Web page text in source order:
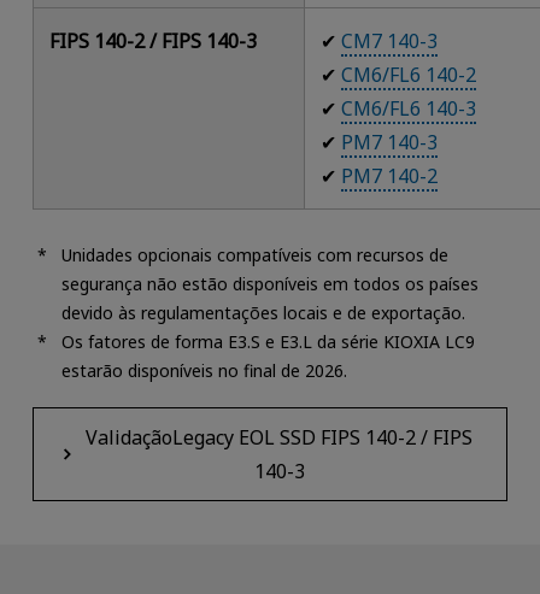
FIPS 140-2 / FIPS 140-3 ✔CM7 140-3
✔CM6/FL6 140-2
✔CM6/FL6 140-3
✔ PM7 140-3
✔ PM7 140-2
Unidades opcionais compatíveis com recursos de
segurança não estão disponíveis em todos os países
devido às regulamentações locais e de exportação.
Os fatores de forma E3.S e E3.L da série KIOXIA LC9
estarão disponíveis no final de 2026.
ValidaçãoLegacy EOL SSD FIPS 140-2 / FIPS
140-3